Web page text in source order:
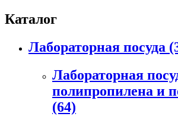
Каталог
Лабораторная посуда
Лабораторная
полипропилена и
(64)